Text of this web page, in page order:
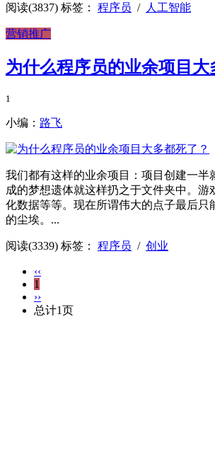
阅读(3837) 标签： 程序员 / 人工智能
营销推广
为什么程序员的业余项目大
1
小编： 路飞
我们都有这样的业余项目：项目创建一半
成的梦想遗体就这样扔之于文件夹中。游
化数据等等。现在所谓伟大的点子最后只
的尘埃。...
阅读(3339) 标签： 程序员 / 创业
‹‹
1
››
总计1页